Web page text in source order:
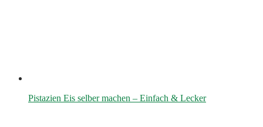
Pistazien Eis selber machen – Einfach & Lecker